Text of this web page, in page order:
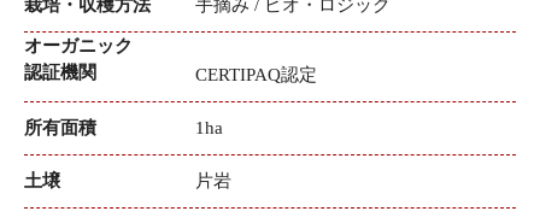
栽培・収穫方法 手摘み / ビオ・ロジック
オーガニック
認証機関
CERTIPAQ認定
所有面積 1ha
土壌 片岩